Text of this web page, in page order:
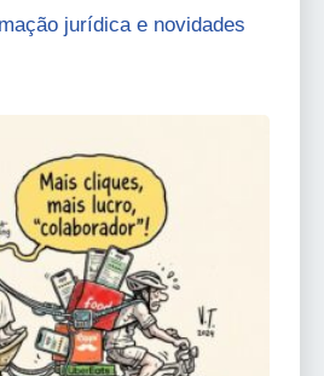
jurídica e novidades